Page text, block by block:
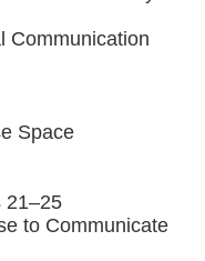
Communication
Space
21–25
to Communicate